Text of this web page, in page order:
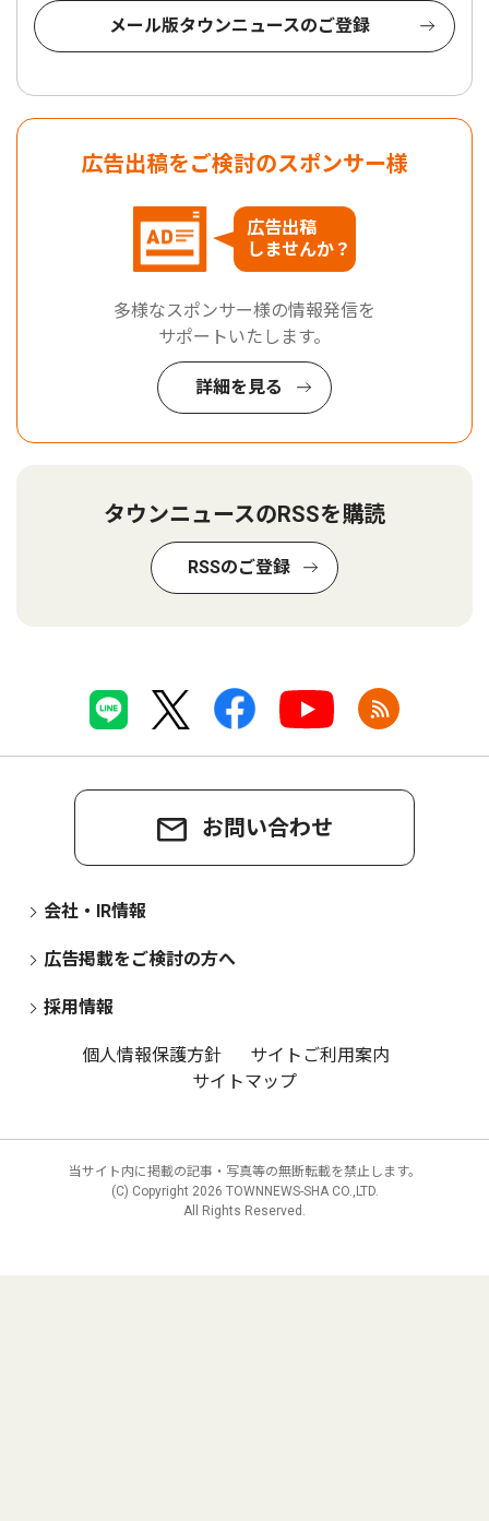
メール版タウンニュースのご登録
広告出稿をご検討のスポンサー様
広告出稿
しませんか？
多様なスポンサー様の情報発信を
サポートいたします。
詳細を見る
タウンニュースのRSSを購読
RSSのご登録
お問い合わせ
会社・IR情報
広告掲載をご検討の方へ
採用情報
個人情報保護方針
サイトご利用案内
サイトマップ
当サイト内に掲載の記事・写真等の無断転載を禁止します。
(C) Copyright 2026 TOWNNEWS-SHA CO.,LTD.
All Rights Reserved.